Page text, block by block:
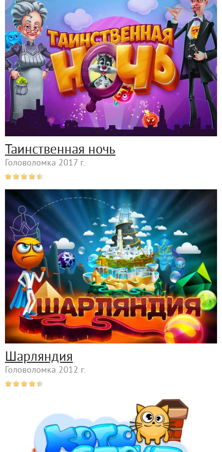
Таинственная ночь
Головоломка 2017 г.
Шарляндия
Головоломка 2012 г.